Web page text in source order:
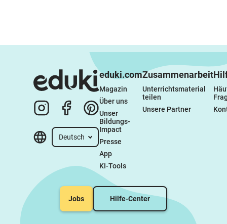
Deutsch
eduki.com
Magazin
Über uns
Unser
Bildungs-
Impact
Presse
App
KI-Tools
Zusammenarbeit
Unterrichtsmaterial
teilen
Unsere Partner
Jobs Hilfe-Center